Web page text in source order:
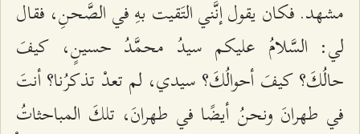
مشهد. فكان يقول إنَّني التَقيت بهِ في الصَّحنِ، فقال
لي: السَّلامُ عليكم سيدُ محمَّدُ حسينٍ، كيفَ
حالُكَ؟ كيفَ أحوالُكَ؟ سيدي، لم تعدْ تذكرُنا؟ أنتَ
في طهرانَ ونحنُ أيضًا في طهرانَ، تلكَ المباحثاتُ